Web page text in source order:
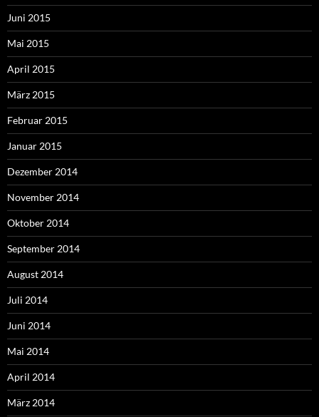
Juni 2015
Mai 2015
April 2015
März 2015
Februar 2015
Januar 2015
Dezember 2014
November 2014
Oktober 2014
September 2014
August 2014
Juli 2014
Juni 2014
Mai 2014
April 2014
März 2014